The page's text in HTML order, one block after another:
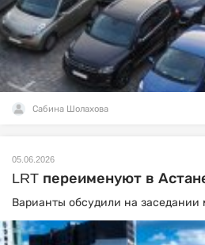
Сабина Шолахова
05.06.2026
LRT переименуют в
Варианты обсудили на заседании